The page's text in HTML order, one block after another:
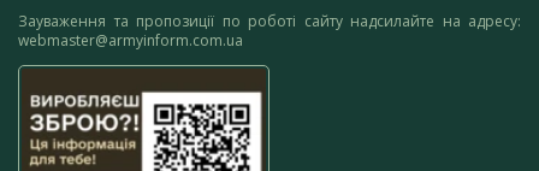
Зауваження та пропозиції по роботі сайту надсилайте на адресу:
webmaster@armyinform.com.ua